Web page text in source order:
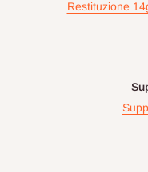
Restituzione